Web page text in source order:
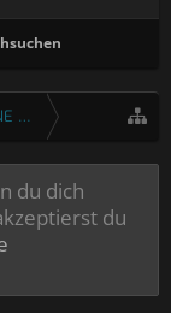
4 & 5 VR INJEKTOR
du dich
du